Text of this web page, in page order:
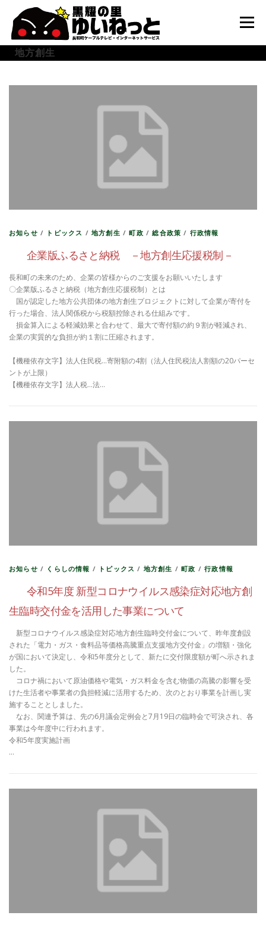
メニュー
ユーザーサポート
地方創生
お知らせ / トピックス /地方創生 /町政 /総合政策 / 行政情報
企業版ふるさと納税 －地方創生応援税制－
長和町の未来のため、企業の皆様からのご支援をお願いいたします
〇企業版ふるさと納税（地方創生応援税制）とは
国が認定した地方公共団体の地方創生プロジェクトに対して企業が寄付を
行った場合、法人関係税から税額控除される仕組みです。
損金算入による軽減効果と合わせて、最大で寄付額の約９割が軽減され、
企業の実質的な負担が約１割に圧縮されます。
【機種依存文字】法人住民税…寄附額の4割（法人住民税法人割額の20パーセ
ントが上限）
【機種依存文字】法人税…法…
お知らせ / くらしの情報 / トピックス / 地方創生 /町政 /行政情報
令和5年度 新型コロナウイルス感染症対応地方創
生臨時交付金を活用した事業について
新型コロナウイルス感染症対応地方創生臨時交付金について、昨年度創設
された「電力・ガス・食料品等価格高騰重点支援地方交付金」の増額・強化
が国において決定し、令和5年度分として、新たに交付限度額が町へ示されま
した。
コロナ禍において原油価格や電気・ガス料金を含む物価の高騰の影響を受
けた生活者や事業者の負担軽減に活用するため、次のとおり事業を計画し実
施することとしました。
なお、関連予算は、先の6月議会定例会と7月19日の臨時会で可決され、各
事業は今年度中に行われます。
令和5年度実施計画
…